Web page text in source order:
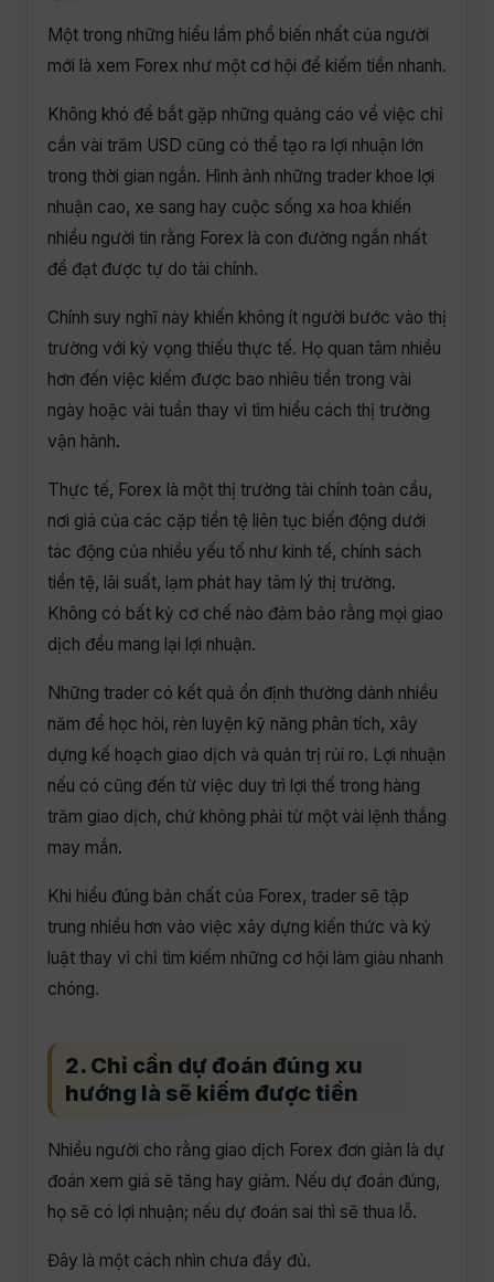
Một trong những hiểu lầm phổ biến nhất của người
mới là xem Forex như một cơ hội để kiếm tiền nhanh.
Không khó để bắt gặp những quảng cáo về việc chỉ
cần vài trăm USD cũng có thể tạo ra lợi nhuận lớn
trong thời gian ngắn. Hình ảnh những trader khoe lợi
nhuận cao, xe sang hay cuộc sống xa hoa khiến
nhiều người tin rằng Forex là con đường ngắn nhất
để đạt được tự do tài chính.
Chính suy nghĩ này khiến không ít người bước vào thị
trường với kỳ vọng thiếu thực tế. Họ quan tâm nhiều
hơn đến việc kiếm được bao nhiêu tiền trong vài
ngày hoặc vài tuần thay vì tìm hiểu cách thị trường
vận hành.
Thực tế, Forex là một thị trường tài chính toàn cầu,
nơi giá của các cặp tiền tệ liên tục biến động dưới
tác động của nhiều yếu tố như kinh tế, chính sách
tiền tệ, lãi suất, lạm phát hay tâm lý thị trường.
Không có bất kỳ cơ chế nào đảm bảo rằng mọi giao
dịch đều mang lại lợi nhuận.
Những trader có kết quả ổn định thường dành nhiều
năm để học hỏi, rèn luyện kỹ năng phân tích, xây
dựng kế hoạch giao dịch và quản trị rủi ro. Lợi nhuận
nếu có cũng đến từ việc duy trì lợi thế trong hàng
trăm giao dịch, chứ không phải từ một vài lệnh thắng
may mắn.
Khi hiểu đúng bản chất của Forex, trader sẽ tập
trung nhiều hơn vào việc xây dựng kiến thức và kỷ
luật thay vì chỉ tìm kiếm những cơ hội làm giàu nhanh
chóng.
2. Chỉ cần dự đoán đúng xu
hướng là sẽ kiếm được tiền
Nhiều người cho rằng giao dịch Forex đơn giản là dự
đoán xem giá sẽ tăng hay giảm. Nếu dự đoán đúng,
họ sẽ có lợi nhuận; nếu dự đoán sai thì sẽ thua lỗ.
Đây là một cách nhìn chưa đầy đủ.